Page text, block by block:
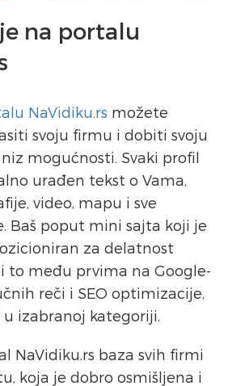
na portalu
NaVidiku.rs možete
svoju firmu i dobiti svoju
mogućnosti. Svaki profil
urađen tekst o Vama,
video, mapu i sve
Baš poput mini sajta koji je
za delatnost
to među prvima na Google-
reči i SEO optimizacije,
izabranoj kategoriji.
NaVidiku.rs baza svih firmi
koja je dobro osmišljena i